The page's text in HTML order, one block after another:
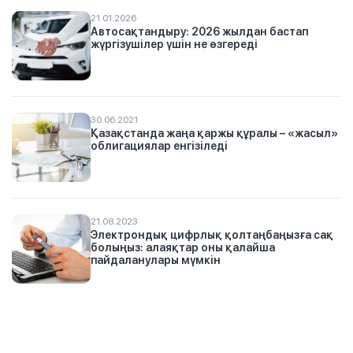
21.01.2026
Автосақтандыру: 2026 жылдан бастап
жүргізушілер үшін не өзгереді
30.06.2021
Қазақстанда жаңа қаржы құралы – «жасыл»
облигациялар енгізіледі
21.08.2023
Электрондық цифрлық қолтаңбаңызға сақ
болыңыз: алаяқтар оны қалайша
пайдаланулары мүмкін